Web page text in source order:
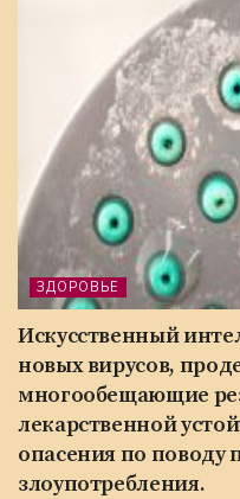
ЗДОРОВЬЕ
Искусственный
новых вирусов,
многообещающие
лекарственной
опасения по поводу
злоупотребления.